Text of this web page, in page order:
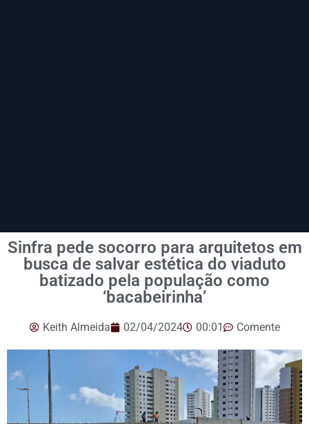
Sinfra pede socorro para arquitetos em
busca de salvar estética do viaduto
batizado pela população como
‘bacabeirinha’
Keith Almeida 02/04/2024 00:01 Comente